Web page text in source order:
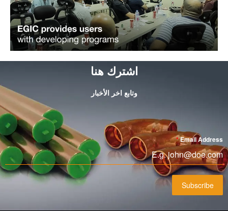
اشترك هنا
وتابع اخر الأخبار
Email Address
*
Subscribe